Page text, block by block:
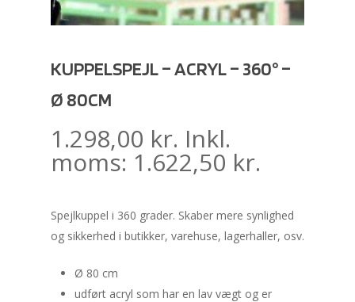
KUPPELSPEJL – ACRYL – 360° –
Ø 80CM
1.298,00 kr. Inkl.
moms: 1.622,50 kr.
Spejlkuppel i 360 grader. Skaber mere synlighed
og sikkerhed i butikker, varehuse, lagerhaller, osv.
Ø 80 cm
udført acryl som har en lav vægt og er